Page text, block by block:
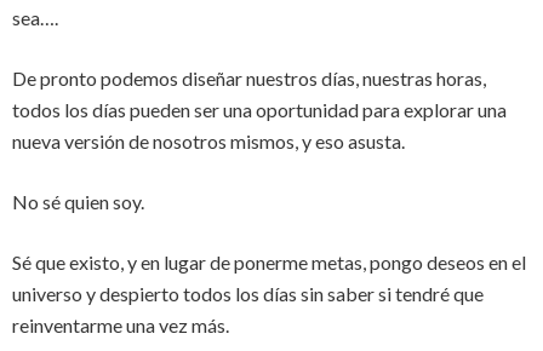
sea….
De pronto podemos diseñar nuestros días, nuestras horas,
todos los días pueden ser una oportunidad para explorar una
nueva versión de nosotros mismos, y eso asusta.
No sé quien soy.
Sé que existo, y en lugar de ponerme metas, pongo deseos en el
universo y despierto todos los días sin saber si tendré que
reinventarme una vez más.